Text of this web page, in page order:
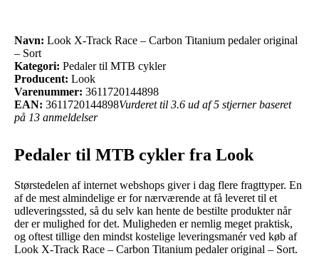
Navn: Look X-Track Race – Carbon Titanium pedaler original
– Sort
Kategori: Pedaler til MTB cykler
Producent: Look
Varenummer: 3611720144898
EAN: 3611720144898Vurderet til 3.6 ud af 5 stjerner baseret
på 13 anmeldelser
Pedaler til MTB cykler fra Look
Størstedelen af internet webshops giver i dag flere fragttyper. En
af de mest almindelige er for nærværende at få leveret til et
udleveringssted, så du selv kan hente de bestilte produkter når
der er mulighed for det. Muligheden er nemlig meget praktisk,
og oftest tillige den mindst kostelige leveringsmanér ved køb af
Look X-Track Race – Carbon Titanium pedaler original – Sort.